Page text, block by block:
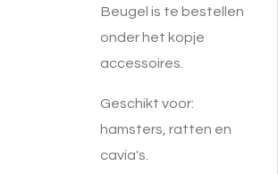
Beugel is te bestellen
onder het kopje
accessoires.
Geschikt voor:
hamsters, ratten en
cavia's.